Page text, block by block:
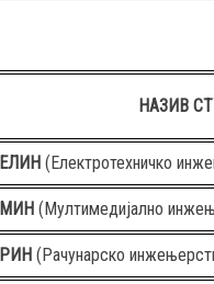
НАЗИВ
ЕЛИН (Електротехничко
МИН (Мултимедијално
РИН (Рачунарско